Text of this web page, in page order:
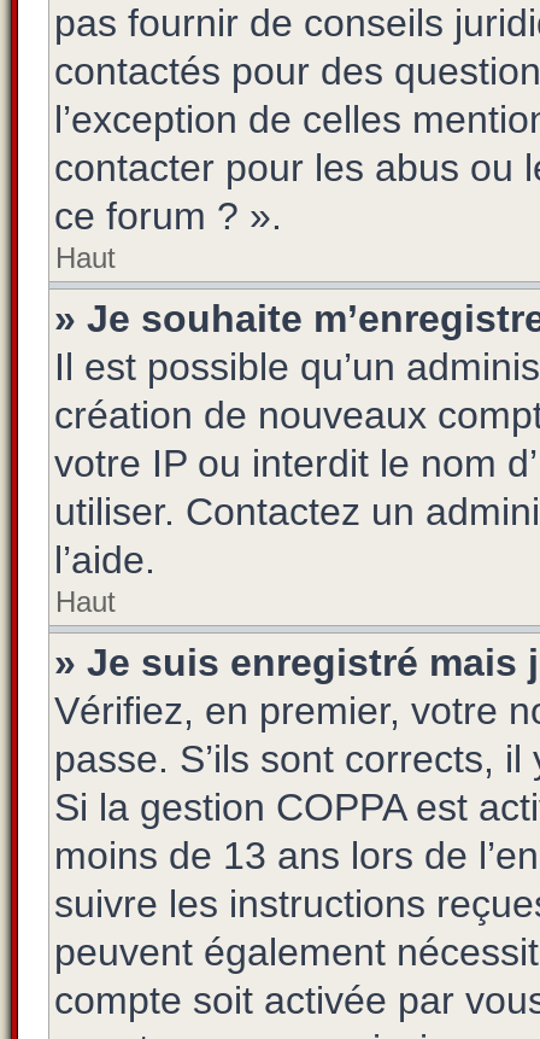
pas fournir de conseils
contactés pour des
l’exception de celles
contacter pour les abus ou
ce forum ? ».
Haut
» Je souhaite
Il est possible qu’un
création de nouveaux
votre IP ou interdit le nom
utiliser. Contactez un
l’aide.
Haut
» Je suis enregistré mais
Vérifiez, en premier, votre
passe. S’ils sont corrects,
Si la gestion COPPA est
moins de 13 ans lors de
suivre les instructions
peuvent également
compte soit activée par